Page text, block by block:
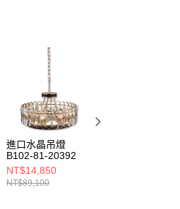
之用戶狀況，依本公司
情形，本公司將視審查
若發現惡意使用之情
用額度並採取法律行
進口水晶吊燈
B102-81-20392
NT$14,850
NT$89,100